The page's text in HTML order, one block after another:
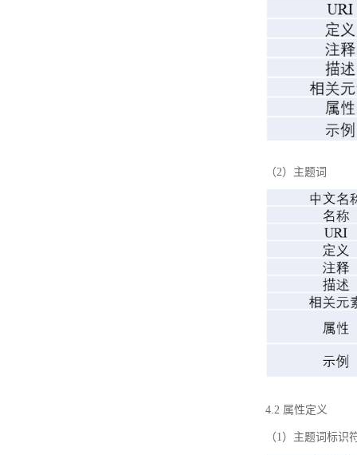
（2）主题词
4.2 属性定义
（1）主题词标识